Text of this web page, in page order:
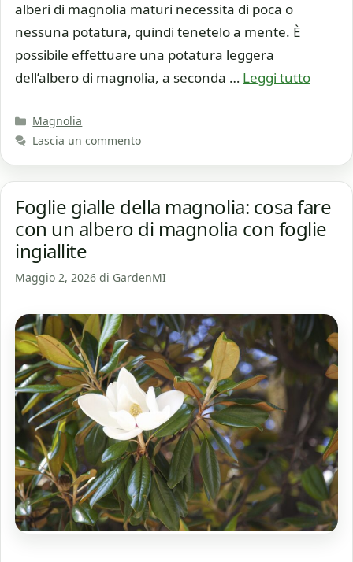
alberi di magnolia maturi necessita di poca o
nessuna potatura, quindi tenetelo a mente. È
possibile effettuare una potatura leggera
dell’albero di magnolia, a seconda … Leggi tutto
Categorie
Magnolia
Lascia un commento
Foglie gialle della magnolia: cosa fare
con un albero di magnolia con foglie
ingiallite
Maggio 2, 2026 di GardenMI